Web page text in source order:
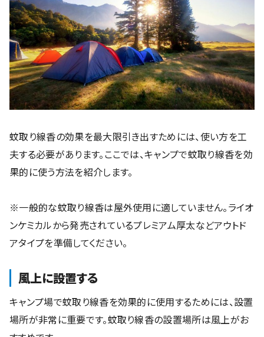
蚊取り線香の効果を最大限引き出すためには、使い方を工
夫する必要があります。ここでは、キャンプで蚊取り線香を効
果的に使う方法を紹介します。
※一般的な蚊取り線香は屋外使用に適していません。ライオ
ンケミカルから発売されているプレミアム厚太などアウトド
アタイプを準備してください。
風上に設置する
キャンプ場で蚊取り線香を効果的に使用するためには、設置
場所が非常に重要です。蚊取り線香の設置場所は風上がお